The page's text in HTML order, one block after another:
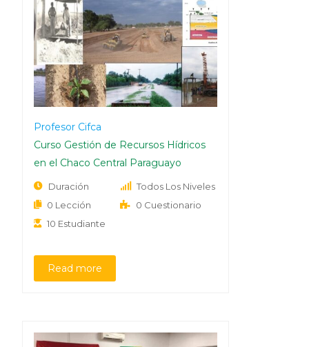
Profesor Cifca
Curso Gestión de Recursos Hídricos
en el Chaco Central Paraguayo
Duración
Todos Los Niveles
0 Lección
0 Cuestionario
10 Estudiante
Read more